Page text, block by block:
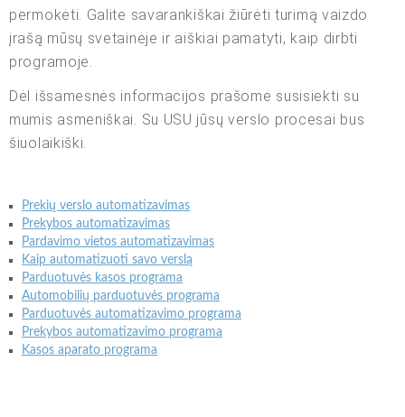
permokėti. Galite savarankiškai žiūrėti turimą vaizdo
įrašą mūsų svetainėje ir aiškiai pamatyti, kaip dirbti
programoje.
Dėl išsamesnės informacijos prašome susisiekti su
mumis asmeniškai. Su USU jūsų verslo procesai bus
šiuolaikiški.
Prekių verslo automatizavimas
Prekybos automatizavimas
Pardavimo vietos automatizavimas
Kaip automatizuoti savo verslą
Parduotuvės kasos programa
Automobilių parduotuvės programa
Parduotuvės automatizavimo programa
Prekybos automatizavimo programa
Kasos aparato programa